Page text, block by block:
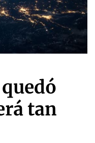
tan